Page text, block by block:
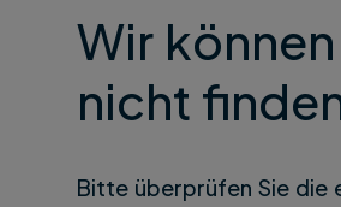
Wir
nicht
Bitte überprüfen Sie die